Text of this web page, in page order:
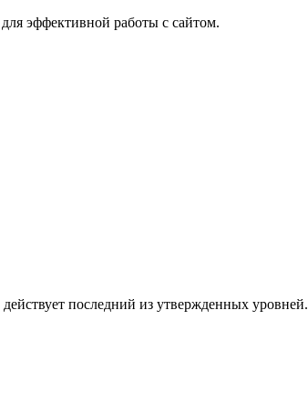
эффективной работы с сайтом.
последний из утвержденных уровней.